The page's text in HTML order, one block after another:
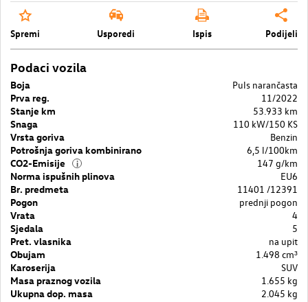
Spremi Usporedi Ispis Podijeli
Podaci vozila
Boja
Puls narančasta
Prva reg.
11/2022
Stanje km
53.933 km
Snaga
110 kW/150 KS
Vrsta goriva
Benzin
Potrošnja goriva kombinirano
6,5 l/100km
CO2-Emisije
i
147 g/km
Norma ispušnih plinova
EU6
Br. predmeta
11401 /12391
Pogon
prednji pogon
Vrata
4
Sjedala
5
Pret. vlasnika
na upit
Obujam
1.498 cm³
Karoserija
SUV
Masa praznog vozila
1.655 kg
Ukupna dop. masa
2.045 kg